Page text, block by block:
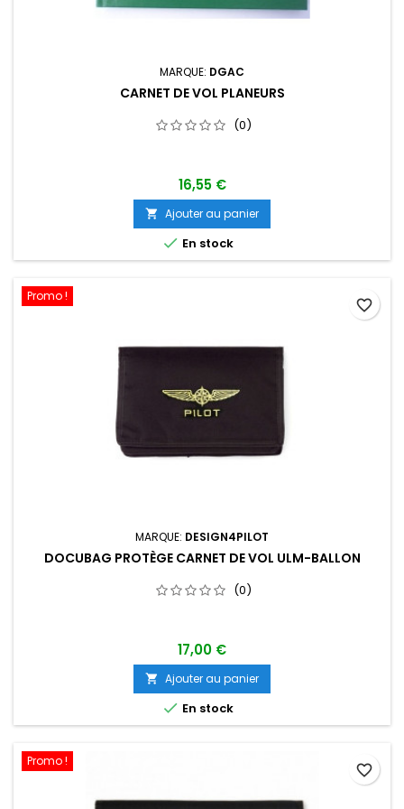
MARQUE: DGAC
CARNET DE VOL PLANEURS
(0)
16,55 €
 Ajouter au panier
 En stock
Promo !
MARQUE: DESIGN4PILOT
DOCUBAG PROTÈGE CARNET DE VOL ULM-BALLON
(0)
17,00 €
 Ajouter au panier
 En stock
favorite_border
Promo !
favorite_border